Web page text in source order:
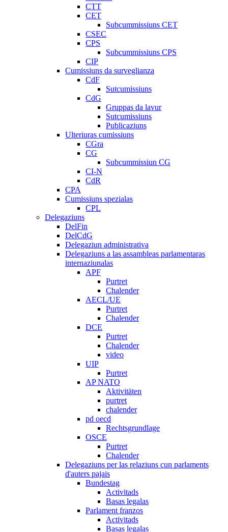
CTT
CET
Subcummissiuns CET
CSEC
CPS
Subcummissiuns CPS
CIP
Cumissiuns da surveglianza
CdF
Sutcumissiuns
CdG
Gruppas da lavur
Sutcumissiuns
Publicaziuns
Ulteriuras cumissiuns
CGra
CG
Subcummissiun CG
CI-N
CdR
CPA
Cumissiuns spezialas
CPL
Delegaziuns
DelFin
DelCdG
Delegaziun administrativa
Delegaziuns a las assambleas parlamentaras
internaziunalas
APF
Purtret
Chalender
AECL/UE
Purtret
Chalender
DCE
Purtret
Chalender
video
UIP
Purtret
AP NATO
Aktivitäten
purtret
chalender
pd oecd
Rechtsgrundlage
OSCE
Purtret
Chalender
Delegaziuns per las relaziuns cun parlaments
d'auters pajais
Bundestag
Activitads
Basas legalas
Parlament franzos
Activitads
Basas legalas